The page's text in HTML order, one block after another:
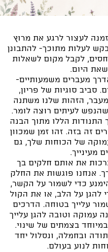
לעצור לרגע את מרוץ
לעלות מתוכך- להתבונן
לקבל מקום לשאלות
שאת היום.
מעברים משמעותיים-
סביב סוגיות של פריון,
הזהות שלנו משתנה
לעיתים רוצה לומר.
התנודות הללו מתוך הבנה
זה בזה. זהו זמן שמכוון
עמוקה של הכוחות שלך, גם
מעינייך.
את אותם חלקים בך
אנחנו פוגשות את החלק
כדי לשמור על הקשר,
על הלב, או את הקול
עלייך בטוחה. הדרכים
עמוקה וטובה להגן עלייך
בצמתים של שינוי.
ובחמלה, ונסלול יחד
לנוע בעולם.